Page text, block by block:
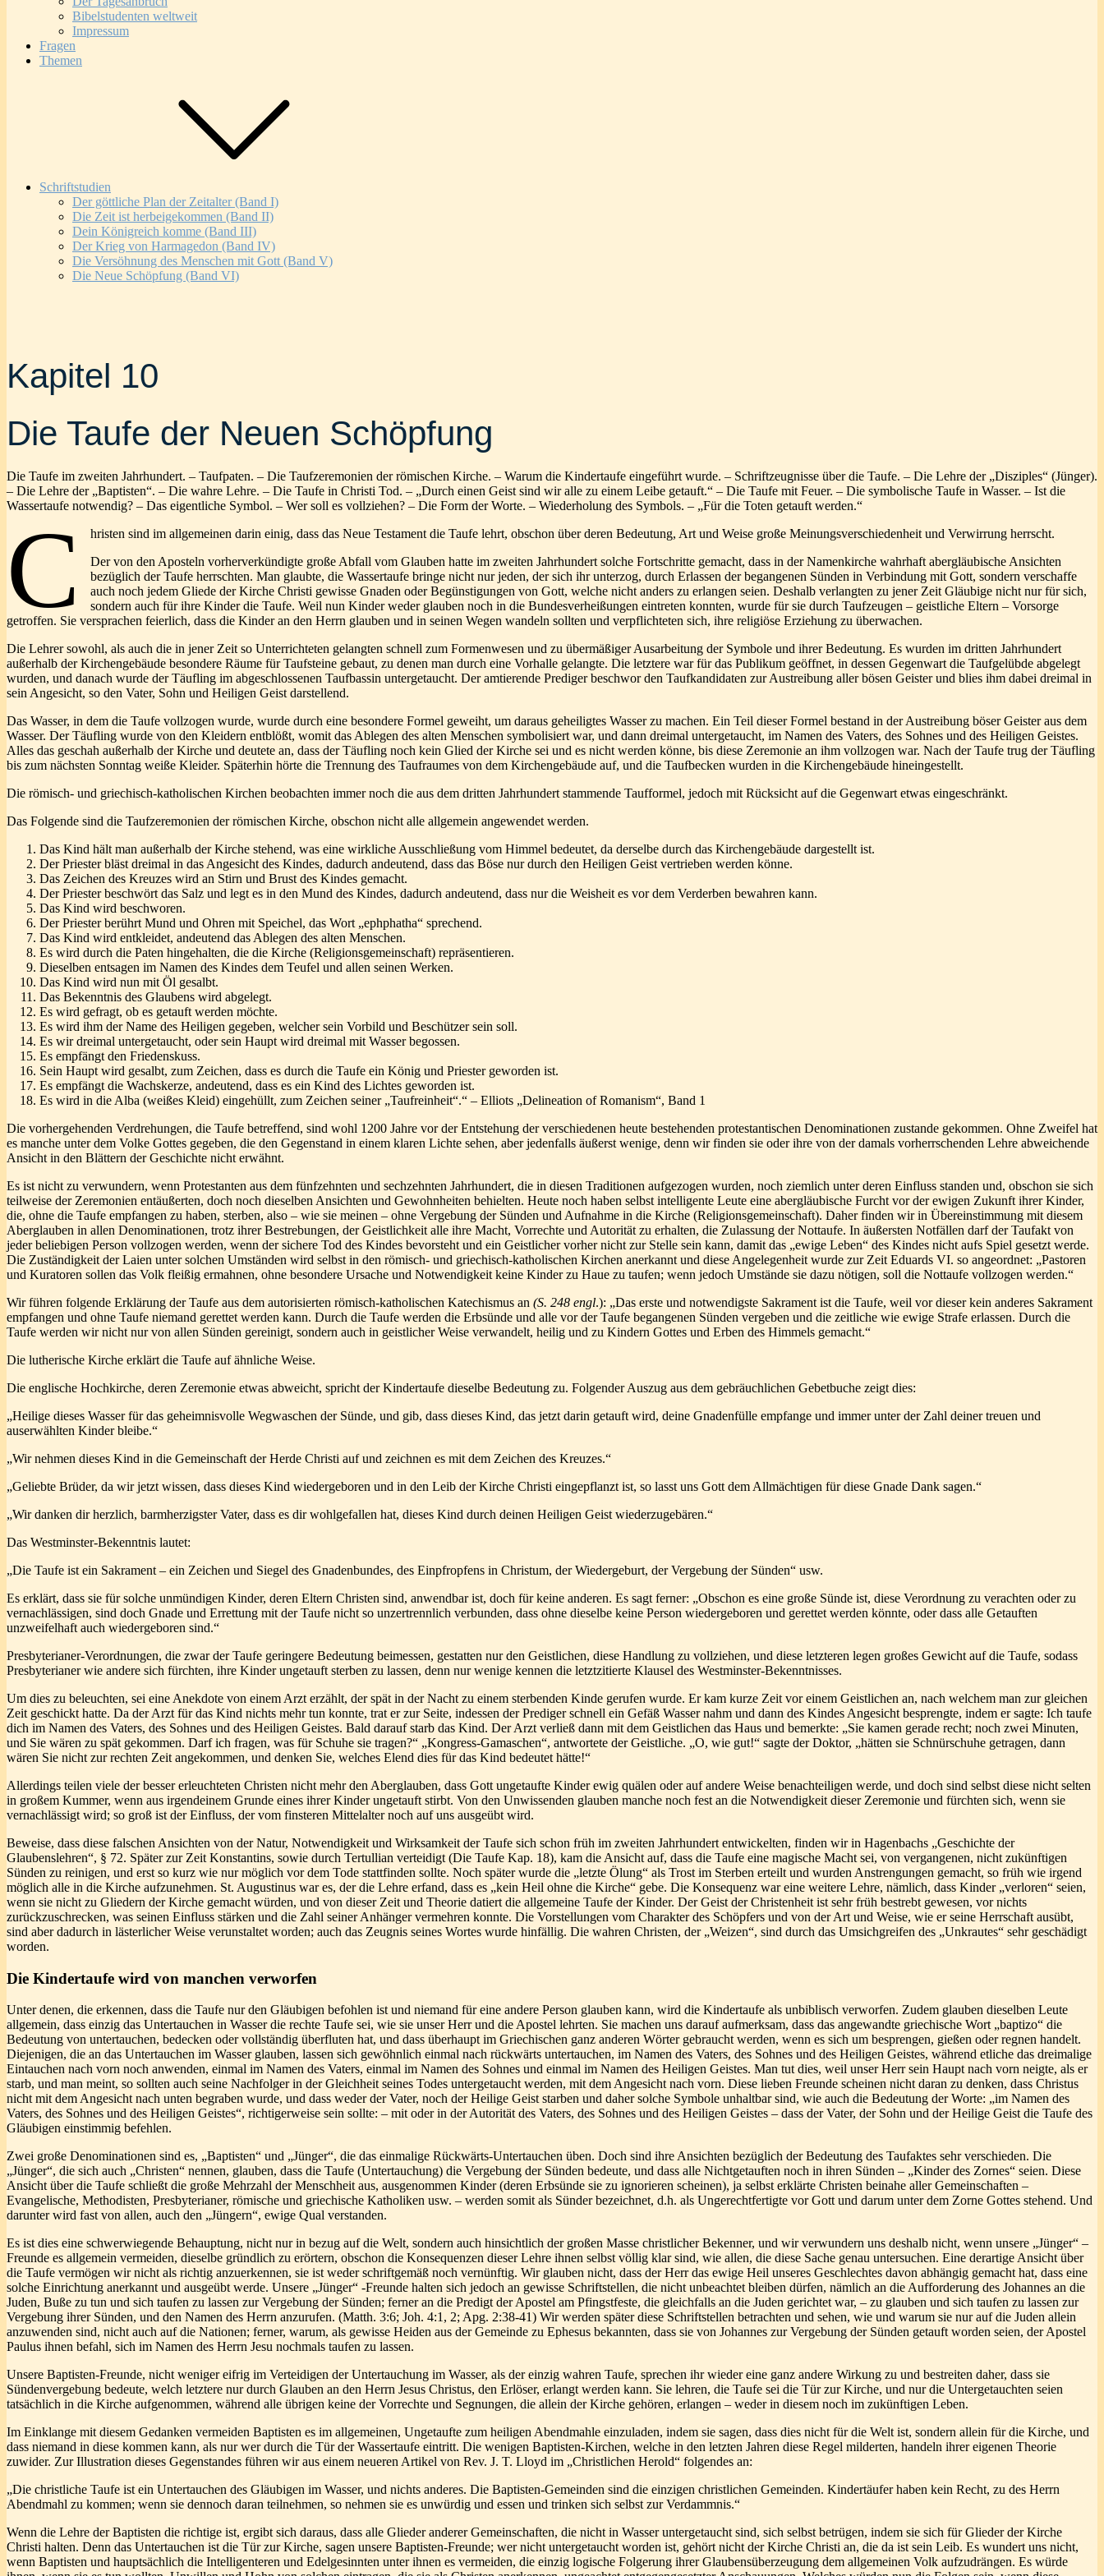
Bibelstudenten weltweit
Impressum
Fragen
Themen
Schriftstudien
Der göttliche Plan der Zeitalter (Band I)
Die Zeit ist herbeigekommen (Band II)
Dein Königreich komme (Band III)
Der Krieg von Harmagedon (Band IV)
Die Versöhnung des Menschen mit Gott (Band V)
Die Neue Schöpfung (Band VI)
Kapitel 10
Die Taufe der Neuen Schöpfung
Die Taufe im zweiten Jahrhundert. – Taufpaten. – Die Taufzeremonien der römischen Kirche. – Warum die Kindertaufe eingeführt wurde. – Schriftzeugnisse über die Taufe. – Die Lehre der „Disziples“ (Jünger).
– Die Lehre der „Baptisten“. – Die wahre Lehre. – Die Taufe in Christi Tod. – „Durch einen Geist sind wir alle zu einem Leibe getauft.“ – Die Taufe mit Feuer. – Die symbolische Taufe in Wasser. – Ist die
Wassertaufe notwendig? – Das eigentliche Symbol. – Wer soll es vollziehen? – Die Form der Worte. – Wiederholung des Symbols. – „Für die Toten getauft werden.“
C
hristen sind im allgemeinen darin einig, dass das Neue Testament die Taufe lehrt, obschon über deren Bedeutung, Art und Weise große Meinungsverschiedenheit und Verwirrung herrscht.
Der von den Aposteln vorherverkündigte große Abfall vom Glauben hatte im zweiten Jahrhundert solche Fortschritte gemacht, dass in der Namenkirche wahrhaft abergläubische Ansichten
bezüglich der Taufe herrschten. Man glaubte, die Wassertaufe bringe nicht nur jeden, der sich ihr unterzog, durch Erlassen der begangenen Sünden in Verbindung mit Gott, sondern verschaffe
auch noch jedem Gliede der Kirche Christi gewisse Gnaden oder Begünstigungen von Gott, welche nicht anders zu erlangen seien. Deshalb verlangten zu jener Zeit Gläubige nicht nur für sich,
sondern auch für ihre Kinder die Taufe. Weil nun Kinder weder glauben noch in die Bundesverheißungen eintreten konnten, wurde für sie durch Taufzeugen – geistliche Eltern – Vorsorge
getroffen. Sie versprachen feierlich, dass die Kinder an den Herrn glauben und in seinen Wegen wandeln sollten und verpflichteten sich, ihre religiöse Erziehung zu überwachen.
Die Lehrer sowohl, als auch die in jener Zeit so Unterrichteten gelangten schnell zum Formenwesen und zu übermäßiger Ausarbeitung der Symbole und ihrer Bedeutung. Es wurden im dritten Jahrhundert
außerhalb der Kirchengebäude besondere Räume für Taufsteine gebaut, zu denen man durch eine Vorhalle gelangte. Die letztere war für das Publikum geöffnet, in dessen Gegenwart die Taufgelübde abgelegt
wurden, und danach wurde der Täufling im abgeschlossenen Taufbassin untergetaucht. Der amtierende Prediger beschwor den Taufkandidaten zur Austreibung aller bösen Geister und blies ihm dabei dreimal in
sein Angesicht, so den Vater, Sohn und Heiligen Geist darstellend.
Das Wasser, in dem die Taufe vollzogen wurde, wurde durch eine besondere Formel geweiht, um daraus geheiligtes Wasser zu machen. Ein Teil dieser Formel bestand in der Austreibung böser Geister aus dem
Wasser. Der Täufling wurde von den Kleidern entblößt, womit das Ablegen des alten Menschen symbolisiert war, und dann dreimal untergetaucht, im Namen des Vaters, des Sohnes und des Heiligen Geistes.
Alles das geschah außerhalb der Kirche und deutete an, dass der Täufling noch kein Glied der Kirche sei und es nicht werden könne, bis diese Zeremonie an ihm vollzogen war. Nach der Taufe trug der Täufling
bis zum nächsten Sonntag weiße Kleider. Späterhin hörte die Trennung des Taufraumes von dem Kirchengebäude auf, und die Taufbecken wurden in die Kirchengebäude hineingestellt.
Die römisch- und griechisch-katholischen Kirchen beobachten immer noch die aus dem dritten Jahrhundert stammende Taufformel, jedoch mit Rücksicht auf die Gegenwart etwas eingeschränkt.
Das Folgende sind die Taufzeremonien der römischen Kirche, obschon nicht alle allgemein angewendet werden.
Das Kind hält man außerhalb der Kirche stehend, was eine wirkliche Ausschließung vom Himmel bedeutet, da derselbe durch das Kirchengebäude dargestellt ist.
Der Priester bläst dreimal in das Angesicht des Kindes, dadurch andeutend, dass das Böse nur durch den Heiligen Geist vertrieben werden könne.
Das Zeichen des Kreuzes wird an Stirn und Brust des Kindes gemacht.
Der Priester beschwört das Salz und legt es in den Mund des Kindes, dadurch andeutend, dass nur die Weisheit es vor dem Verderben bewahren kann.
Das Kind wird beschworen.
Der Priester berührt Mund und Ohren mit Speichel, das Wort „ephphatha“ sprechend.
Das Kind wird entkleidet, andeutend das Ablegen des alten Menschen.
Es wird durch die Paten hingehalten, die die Kirche (Religionsgemeinschaft) repräsentieren.
Dieselben entsagen im Namen des Kindes dem Teufel und allen seinen Werken.
Das Kind wird nun mit Öl gesalbt.
Das Bekenntnis des Glaubens wird abgelegt.
Es wird gefragt, ob es getauft werden möchte.
Es wird ihm der Name des Heiligen gegeben, welcher sein Vorbild und Beschützer sein soll.
Es wir dreimal untergetaucht, oder sein Haupt wird dreimal mit Wasser begossen.
Es empfängt den Friedenskuss.
Sein Haupt wird gesalbt, zum Zeichen, dass es durch die Taufe ein König und Priester geworden ist.
Es empfängt die Wachskerze, andeutend, dass es ein Kind des Lichtes geworden ist.
Es wird in die Alba (weißes Kleid) eingehüllt, zum Zeichen seiner „Taufreinheit“.“ – Elliots „Delineation of Romanism“, Band 1
Die vorhergehenden Verdrehungen, die Taufe betreffend, sind wohl 1200 Jahre vor der Entstehung der verschiedenen heute bestehenden protestantischen Denominationen zustande gekommen. Ohne Zweifel hat
es manche unter dem Volke Gottes gegeben, die den Gegenstand in einem klaren Lichte sehen, aber jedenfalls äußerst wenige, denn wir finden sie oder ihre von der damals vorherrschenden Lehre abweichende
Ansicht in den Blättern der Geschichte nicht erwähnt.
Es ist nicht zu verwundern, wenn Protestanten aus dem fünfzehnten und sechzehnten Jahrhundert, die in diesen Traditionen aufgezogen wurden, noch ziemlich unter deren Einfluss standen und, obschon sie sich
teilweise der Zeremonien entäußerten, doch noch dieselben Ansichten und Gewohnheiten behielten. Heute noch haben selbst intelligente Leute eine abergläubische Furcht vor der ewigen Zukunft ihrer Kinder,
die, ohne die Taufe empfangen zu haben, sterben, also – wie sie meinen – ohne Vergebung der Sünden und Aufnahme in die Kirche (Religionsgemeinschaft). Daher finden wir in Übereinstimmung mit diesem
Aberglauben in allen Denominationen, trotz ihrer Bestrebungen, der Geistlichkeit alle ihre Macht, Vorrechte und Autorität zu erhalten, die Zulassung der Nottaufe. In äußersten Notfällen darf der Taufakt von
jeder beliebigen Person vollzogen werden, wenn der sichere Tod des Kindes bevorsteht und ein Geistlicher vorher nicht zur Stelle sein kann, damit das „ewige Leben“ des Kindes nicht aufs Spiel gesetzt werde.
Die Zuständigkeit der Laien unter solchen Umständen wird selbst in den römisch- und griechisch-katholischen Kirchen anerkannt und diese Angelegenheit wurde zur Zeit Eduards VI. so angeordnet: „Pastoren
und Kuratoren sollen das Volk fleißig ermahnen, ohne besondere Ursache und Notwendigkeit keine Kinder zu Haue zu taufen; wenn jedoch Umstände sie dazu nötigen, soll die Nottaufe vollzogen werden.“
Wir führen folgende Erklärung der Taufe aus dem autorisierten römisch-katholischen Katechismus an (S. 248 engl.): „Das erste und notwendigste Sakrament ist die Taufe, weil vor dieser kein anderes Sakrament
empfangen und ohne Taufe niemand gerettet werden kann. Durch die Taufe werden die Erbsünde und alle vor der Taufe begangenen Sünden vergeben und die zeitliche wie ewige Strafe erlassen. Durch die
Taufe werden wir nicht nur von allen Sünden gereinigt, sondern auch in geistlicher Weise verwandelt, heilig und zu Kindern Gottes und Erben des Himmels gemacht.“
Die lutherische Kirche erklärt die Taufe auf ähnliche Weise.
Die englische Hochkirche, deren Zeremonie etwas abweicht, spricht der Kindertaufe dieselbe Bedeutung zu. Folgender Auszug aus dem gebräuchlichen Gebetbuche zeigt dies:
„Heilige dieses Wasser für das geheimnisvolle Wegwaschen der Sünde, und gib, dass dieses Kind, das jetzt darin getauft wird, deine Gnadenfülle empfange und immer unter der Zahl deiner treuen und
auserwählten Kinder bleibe.“
„Wir nehmen dieses Kind in die Gemeinschaft der Herde Christi auf und zeichnen es mit dem Zeichen des Kreuzes.“
„Geliebte Brüder, da wir jetzt wissen, dass dieses Kind wiedergeboren und in den Leib der Kirche Christi eingepflanzt ist, so lasst uns Gott dem Allmächtigen für diese Gnade Dank sagen.“
„Wir danken dir herzlich, barmherzigster Vater, dass es dir wohlgefallen hat, dieses Kind durch deinen Heiligen Geist wiederzugebären.“
Das Westminster-Bekenntnis lautet:
„Die Taufe ist ein Sakrament – ein Zeichen und Siegel des Gnadenbundes, des Einpfropfens in Christum, der Wiedergeburt, der Vergebung der Sünden“ usw.
Es erklärt, dass sie für solche unmündigen Kinder, deren Eltern Christen sind, anwendbar ist, doch für keine anderen. Es sagt ferner: „Obschon es eine große Sünde ist, diese Verordnung zu verachten oder zu
vernachlässigen, sind doch Gnade und Errettung mit der Taufe nicht so unzertrennlich verbunden, dass ohne dieselbe keine Person wiedergeboren und gerettet werden könnte, oder dass alle Getauften
unzweifelhaft auch wiedergeboren sind.“
Presbyterianer-Verordnungen, die zwar der Taufe geringere Bedeutung beimessen, gestatten nur den Geistlichen, diese Handlung zu vollziehen, und diese letzteren legen großes Gewicht auf die Taufe, sodass
Presbyterianer wie andere sich fürchten, ihre Kinder ungetauft sterben zu lassen, denn nur wenige kennen die letztzitierte Klausel des Westminster-Bekenntnisses.
Um dies zu beleuchten, sei eine Anekdote von einem Arzt erzählt, der spät in der Nacht zu einem sterbenden Kinde gerufen wurde. Er kam kurze Zeit vor einem Geistlichen an, nach welchem man zur gleichen
Zeit geschickt hatte. Da der Arzt für das Kind nichts mehr tun konnte, trat er zur Seite, indessen der Prediger schnell ein Gefäß Wasser nahm und dann des Kindes Angesicht besprengte, indem er sagte: Ich taufe
dich im Namen des Vaters, des Sohnes und des Heiligen Geistes. Bald darauf starb das Kind. Der Arzt verließ dann mit dem Geistlichen das Haus und bemerkte: „Sie kamen gerade recht; noch zwei Minuten,
und Sie wären zu spät gekommen. Darf ich fragen, was für Schuhe sie tragen?“ „Kongress-Gamaschen“, antwortete der Geistliche. „O, wie gut!“ sagte der Doktor, „hätten sie Schnürschuhe getragen, dann
wären Sie nicht zur rechten Zeit angekommen, und denken Sie, welches Elend dies für das Kind bedeutet hätte!“
Allerdings teilen viele der besser erleuchteten Christen nicht mehr den Aberglauben, dass Gott ungetaufte Kinder ewig quälen oder auf andere Weise benachteiligen werde, und doch sind selbst diese nicht selten
in großem Kummer, wenn aus irgendeinem Grunde eines ihrer Kinder ungetauft stirbt. Von den Unwissenden glauben manche noch fest an die Notwendigkeit dieser Zeremonie und fürchten sich, wenn sie
vernachlässigt wird; so groß ist der Einfluss, der vom finsteren Mittelalter noch auf uns ausgeübt wird.
Beweise, dass diese falschen Ansichten von der Natur, Notwendigkeit und Wirksamkeit der Taufe sich schon früh im zweiten Jahrhundert entwickelten, finden wir in Hagenbachs „Geschichte der
Glaubenslehren“, § 72. Später zur Zeit Konstan­tins, sowie durch Tertullian verteidigt (Die Taufe Kap. 18), kam die Ansicht auf, dass die Taufe eine magische Macht sei, von vergangenen, nicht zukünftigen
Sünden zu reinigen, und erst so kurz wie nur möglich vor dem Tode stattfinden sollte. Noch später wurde die „letzte Ölung“ als Trost im Sterben erteilt und wurden Anstrengungen gemacht, so früh wie irgend
möglich alle in die Kirche aufzunehmen. St. Augustinus war es, der die Lehre erfand, dass es „kein Heil ohne die Kirche“ gebe. Die Konsequenz war eine weitere Lehre, nämlich, dass Kinder „verloren“ seien,
wenn sie nicht zu Gliedern der Kirche gemacht würden, und von dieser Zeit und Theorie datiert die allgemeine Taufe der Kinder. Der Geist der Christenheit ist sehr früh bestrebt gewesen, vor nichts
zurückzuschrecken, was seinen Einfluss stärken und die Zahl seiner Anhänger vermehren konnte. Die Vorstellungen vom Charakter des Schöpfers und von der Art und Weise, wie er seine Herrschaft ausübt,
sind aber dadurch in lästerlicher Weise verunstaltet worden; auch das Zeugnis seines Wortes wurde hinfällig. Die wahren Christen, der „Weizen“, sind durch das Umsichgreifen des „Unkrautes“ sehr geschädigt
worden.
Die Kindertaufe wird von manchen verworfen
Unter denen, die erkennen, dass die Taufe nur den Gläubigen befohlen ist und niemand für eine andere Person glauben kann, wird die Kindertaufe als unbiblisch verworfen. Zudem glauben dieselben Leute
allgemein, dass einzig das Untertauchen in Wasser die rechte Taufe sei, wie sie unser Herr und die Apostel lehrten. Sie machen uns darauf aufmerksam, dass das angewandte griechische Wort „baptizo“ die
Bedeutung von untertauchen, bedecken oder vollständig überfluten hat, und dass überhaupt im Griechischen ganz anderen Wörter gebraucht werden, wenn es sich um besprengen, gießen oder regnen handelt.
Diejenigen, die an das Untertauchen im Wasser glauben, lassen sich gewöhnlich einmal nach rückwärts untertauchen, im Namen des Vaters, des Sohnes und des Heiligen Geistes, während etliche das dreimalige
Eintauchen nach vorn noch anwenden, einmal im Namen des Vaters, einmal im Namen des Sohnes und einmal im Namen des Heiligen Geistes. Man tut dies, weil unser Herr sein Haupt nach vorn neigte, als er
starb, und man meint, so sollten auch seine Nachfolger in der Gleichheit seines Todes untergetaucht werden, mit dem Angesicht nach vorn. Diese lieben Freunde scheinen nicht daran zu denken, dass Christus
nicht mit dem Angesicht nach unten begraben wurde, und dass weder der Vater, noch der Heilige Geist starben und daher solche Symbole unhaltbar sind, wie auch die Bedeutung der Worte: „im Namen des
Vaters, des Sohnes und des Heiligen Geistes“, richtigerweise sein sollte: – mit oder in der Autorität des Vaters, des Sohnes und des Heiligen Geistes – dass der Vater, der Sohn und der Heilige Geist die Taufe des
Gläubigen einstimmig befehlen.
Zwei große Denominationen sind es, „Baptisten“ und „Jünger“, die das einmalige Rückwärts-Untertauchen üben. Doch sind ihre Ansichten bezüglich der Bedeutung des Taufaktes sehr verschieden. Die
„Jünger“, die sich auch „Christen“ nennen, glauben, dass die Taufe (Untertauchung) die Vergebung der Sünden bedeute, und dass alle Nichtgetauften noch in ihren Sünden – „Kinder des Zornes“ seien. Diese
Ansicht über die Taufe schließt die große Mehrzahl der Menschheit aus, ausgenommen Kinder (deren Erbsünde sie zu ignorieren scheinen), ja selbst erklärte Christen beinahe aller Gemeinschaften –
Evangelische, Methodisten, Presbyterianer, römische und griechische Katholiken usw. – werden somit als Sünder bezeichnet, d.h. als Ungerechtfertigte vor Gott und darum unter dem Zorne Gottes stehend. Und
darunter wird fast von allen, auch den „Jüngern“, ewige Qual verstanden.
Es ist dies eine schwerwiegende Behauptung, nicht nur in bezug auf die Welt, sondern auch hinsichtlich der großen Masse christlicher Bekenner, und wir verwundern uns deshalb nicht, wenn unsere „Jünger“ –
Freunde es allgemein vermeiden, dieselbe gründlich zu erörtern, obschon die Konsequenzen dieser Lehre ihnen selbst völlig klar sind, wie allen, die diese Sache genau untersuchen. Eine derartige Ansicht über
die Taufe vermögen wir nicht als richtig anzuerkennen, sie ist weder schriftgemäß noch vernünftig. Wir glauben nicht, dass der Herr das ewige Heil unseres Geschlechtes davon abhängig gemacht hat, dass eine
solche Einrichtung anerkannt und ausgeübt werde. Unsere „Jünger“ -Freunde halten sich jedoch an gewisse Schriftstellen, die nicht unbeachtet bleiben dürfen, nämlich an die Aufforderung des Johannes an die
Juden, Buße zu tun und sich taufen zu lassen zur Vergebung der Sünden; ferner an die Predigt der Apostel am Pfingstfeste, die gleichfalls an die Juden gerichtet war, – zu glauben und sich taufen zu lassen zur
Vergebung ihrer Sünden, und den Namen des Herrn anzurufen. (Matth. 3:6; Joh. 4:1, 2; Apg. 2:38-41) Wir werden später diese Schriftstellen betrachten und sehen, wie und warum sie nur auf die Juden allein
anzuwenden sind, nicht auch auf die Nationen; ferner, warum, als gewisse Heiden aus der Gemeinde zu Ephesus bekannten, dass sie von Johannes zur Vergebung der Sünden getauft worden seien, der Apostel
Paulus ihnen befahl, sich im Namen des Herrn Jesu nochmals taufen zu lassen.
Unsere Baptisten-Freunde, nicht weniger eifrig im Verteidigen der Untertauchung im Wasser, als der einzig wahren Taufe, sprechen ihr wieder eine ganz andere Wirkung zu und bestreiten daher, dass sie
Sündenvergebung bedeute, welch letztere nur durch Glauben an den Herrn Jesus Christus, den Erlöser, erlangt werden kann. Sie lehren, die Taufe sei die Tür zur Kirche, und nur die Untergetauchten seien
tatsächlich in die Kirche aufgenommen, während alle übrigen keine der Vorrechte und Segnungen, die allein der Kirche gehören, erlangen – weder in diesem noch im zukünftigen Leben.
Im Einklange mit diesem Gedanken vermeiden Baptisten es im allgemeinen, Ungetaufte zum heiligen Abendmahle einzuladen, indem sie sagen, dass dies nicht für die Welt ist, sondern allein für die Kirche, und
dass niemand in diese kommen kann, als nur wer durch die Tür der Wassertaufe eintritt. Die wenigen Baptisten-Kirchen, welche in den letzten Jahren diese Regel milderten, handeln ihrer eigenen Theorie
zuwider. Zur Illustration dieses Gegenstandes führen wir aus einem neueren Artikel von Rev. J. T. Lloyd im „Christlichen Herold“ folgendes an:
„Die christliche Taufe ist ein Untertauchen des Gläubigen im Wasser, und nichts anderes. Die Baptisten-Gemeinden sind die einzigen christlichen Gemeinden. Kindertäufer haben kein Recht, zu des Herrn
Abendmahl zu kommen; wenn sie dennoch daran teilnehmen, so nehmen sie es unwürdig und essen und trinken sich selbst zur Verdammnis.“
Wenn die Lehre der Baptisten die richtige ist, ergibt sich daraus, dass alle Glieder anderer Gemeinschaften, die nicht in Wasser untergetaucht sind, sich selbst betrügen, indem sie sich für Glieder der Kirche
Christi halten. Denn das Untertauchen ist die Tür zur Kirche, sagen unsere Baptisten-Freunde; wer nicht untergetaucht worden ist, gehört nicht der Kirche Christi an, die da ist sein Leib. Es wundert uns nicht,
wenn Baptisten und hauptsächlich die Intelligenteren und Edelgesinnten unter ihnen es vermeiden, die einzig logische Folgerung ihrer Glaubensüberzeugung dem allgemeinen Volk aufzudrängen. Es würde